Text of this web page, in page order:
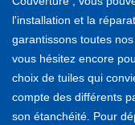
l'installation et la
garantissons toutes
vous hésitez encore
choix de tuiles qui
compte des différents
son étanchéité. Pour